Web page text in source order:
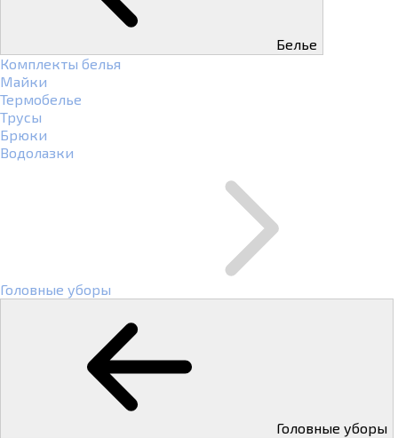
Белье
Комплекты белья
Майки
Термобелье
Трусы
Брюки
Водолазки
Головные уборы
Головные уборы